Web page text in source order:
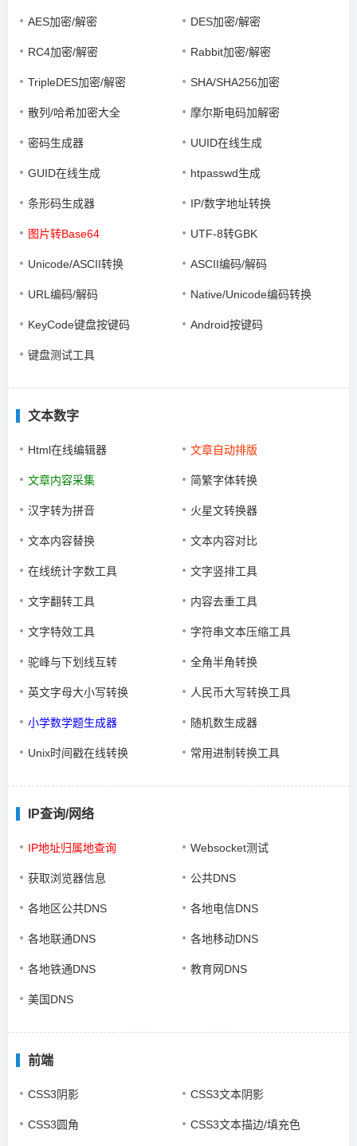
AES加密/解密 DES加密/解密
RC4加密/解密 Rabbit加密/解密
TripleDES加密/解密 SHA/SHA256加密
散列/哈希加密大全 摩尔斯电码加解密
密码生成器 UUID在线生成
GUID在线生成 htpasswd生成
条形码生成器 IP/数字地址转换
图片转Base64 UTF-8转GBK
Unicode/ASCII转换 ASCII编码/解码
URL编码/解码 Native/Unicode编码转换
KeyCode键盘按键码 Android按键码
键盘测试工具
文本数字
Html在线编辑器 文章自动排版
文章内容采集 简繁字体转换
汉字转为拼音 火星文转换器
文本内容替换 文本内容对比
在线统计字数工具 文字竖排工具
文字翻转工具 内容去重工具
文字特效工具 字符串文本压缩工具
驼峰与下划线互转 全角半角转换
英文字母大小写转换 人民币大写转换工具
小学数学题生成器 随机数生成器
Unix时间戳在线转换 常用进制转换工具
IP查询/网络
IP地址归属地查询 Websocket测试
获取浏览器信息 公共DNS
各地区公共DNS 各地电信DNS
各地联通DNS 各地移动DNS
各地铁通DNS 教育网DNS
美国DNS
前端
CSS3阴影 CSS3文本阴影
CSS3圆角 CSS3文本描边/填充色